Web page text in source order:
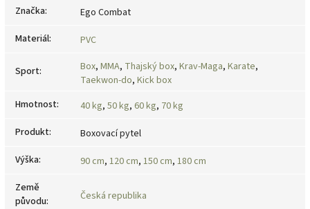
Značka:
Ego Combat
Materiál: PVC
Sport: Box, MMA, Thajský box, Krav-Maga, Karate,
Taekwon-do, Kick box
Hmotnost: 40 kg, 50 kg, 60 kg, 70 kg
Produkt:
Boxovací pytel
Výška: 90 cm, 120 cm, 150 cm, 180 cm
Země
původu: Česká republika